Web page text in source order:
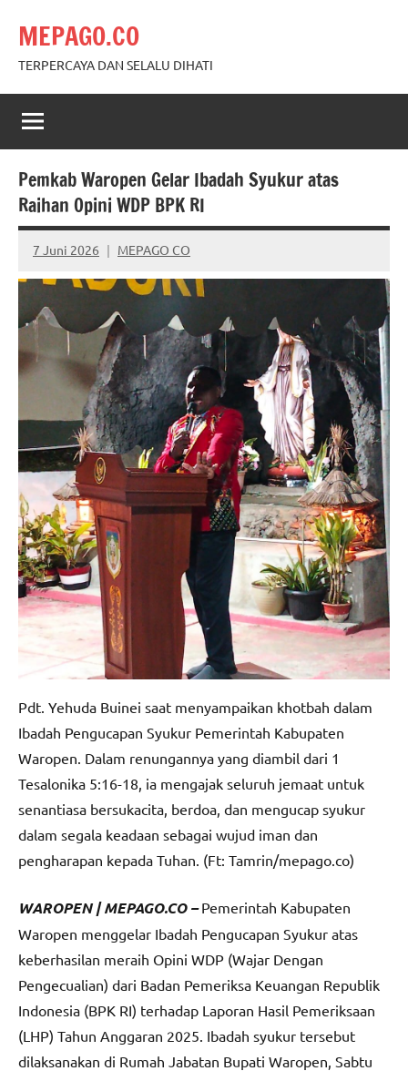
content
MEPAGO.CO
TERPERCAYA DAN SELALU DIHATI
Pemkab Waropen Gelar Ibadah Syukur atas
Raihan Opini WDP BPK RI
7 Juni 2026 MEPAGO CO
No
comments
Pdt. Yehuda Buinei saat menyampaikan khotbah dalam
Ibadah Pengucapan Syukur Pemerintah Kabupaten
Waropen. Dalam renungannya yang diambil dari 1
Tesalonika 5:16-18, ia mengajak seluruh jemaat untuk
senantiasa bersukacita, berdoa, dan mengucap syukur
dalam segala keadaan sebagai wujud iman dan
pengharapan kepada Tuhan. (Ft: Tamrin/mepago.co)
WAROPEN | MEPAGO.CO – Pemerintah Kabupaten
Waropen menggelar Ibadah Pengucapan Syukur atas
keberhasilan meraih Opini WDP (Wajar Dengan
Pengecualian) dari Badan Pemeriksa Keuangan Republik
Indonesia (BPK RI) terhadap Laporan Hasil Pemeriksaan
(LHP) Tahun Anggaran 2025. Ibadah syukur tersebut
dilaksanakan di Rumah Jabatan Bupati Waropen, Sabtu